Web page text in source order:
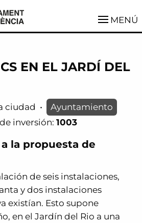
MENÚ
EN EL JARDÍ DEL
ciudad •
Ayuntamiento
inversión: 1003
la propuesta de
de seis instalaciones,
y dos instalaciones
existían. Esto supone
en el Jardín del Rio a una